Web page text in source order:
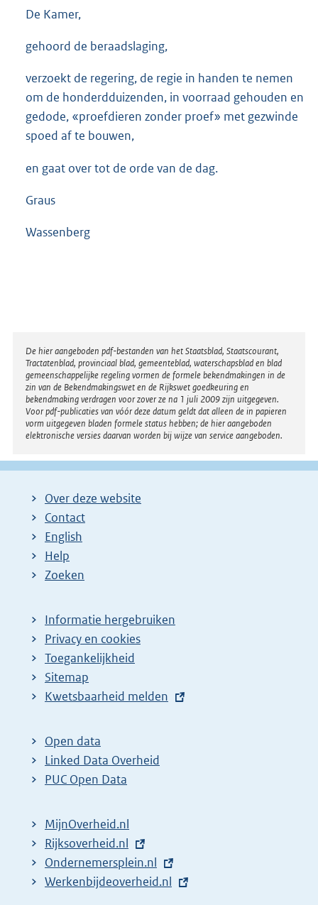
De Kamer,
gehoord de beraadslaging,
verzoekt de regering, de regie in handen te nemen
om de honderdduizenden, in voorraad gehouden en
gedode, «proefdieren zonder proef» met gezwinde
spoed af te bouwen,
en gaat over tot de orde van de dag.
Graus
Wassenberg
Disclaimer
De hier aangeboden pdf-bestanden van het Staatsblad, Staatscourant,
Tractatenblad, provinciaal blad, gemeenteblad, waterschapsblad en blad
gemeenschappelijke regeling vormen de formele bekendmakingen in de
zin van de Bekendmakingswet en de Rijkswet goedkeuring en
bekendmaking verdragen voor zover ze na 1 juli 2009 zijn uitgegeven.
Voor pdf-publicaties van vóór deze datum geldt dat alleen de in papieren
vorm uitgegeven bladen formele status hebben; de hier aangeboden
elektronische versies daarvan worden bij wijze van service aangeboden.
Over deze website
Contact
English
Help
Zoeken
Informatie hergebruiken
Privacy en cookies
Toegankelijkheid
Sitemap
E
t
e
r
l
i
n
k
Kwetsbaarheid melden
Open data
Linked Data Overheid
PUC Open Data
MijnOverheid.nl
E
x
t
Rijksoverheid.nl
E
x
Ondernemersplein.nl
E
Werkenbijdeoverheid.nl